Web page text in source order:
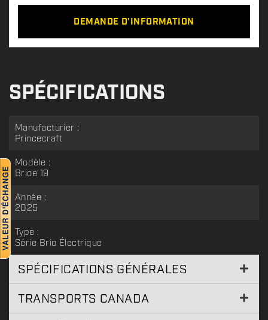
DEMANDE D'INFORMATION
SPÉCIFICATIONS
Manufacturier :
Princecraft
Modèle :
Brioe 19
Année :
2025
Type :
Série Brio Électrique
SPÉCIFICATIONS GÉNÉRALES
TRANSPORTS CANADA